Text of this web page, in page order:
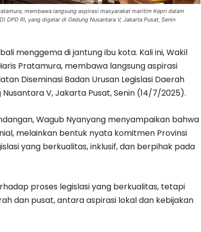
membawa langsung aspirasi masyarakat maritim Kepri dalam
DPD RI, yang digelar di Gedung Nusantara V, Jakarta Pusat, Senin
menggema di jantung ibu kota. Kali ini, Wakil
Pratamura, membawa langsung aspirasi
Diseminasi Badan Urusan Legislasi Daerah
Nusantara V, Jakarta Pusat, Senin (14/7/2025).
Wagub Nyanyang menyampaikan bahwa
melainkan bentuk nyata komitmen Provinsi
yang berkualitas, inklusif, dan berpihak pada
proses legislasi yang berkualitas, tetapi
dan pusat, antara aspirasi lokal dan kebijakan